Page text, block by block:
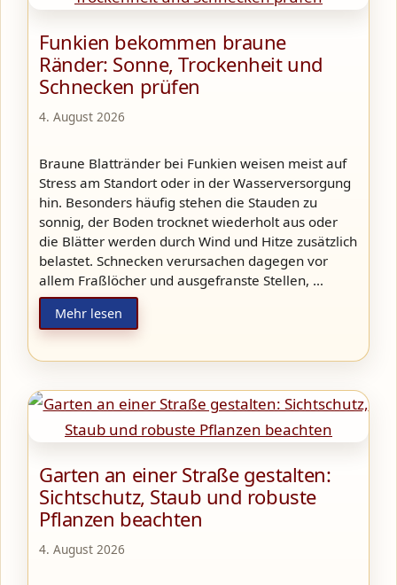
Funkien bekommen braune
Ränder: Sonne, Trockenheit und
Schnecken prüfen
4. August 2026
Braune Blattränder bei Funkien weisen meist auf
Stress am Standort oder in der Wasserversorgung
hin. Besonders häufig stehen die Stauden zu
sonnig, der Boden trocknet wiederholt aus oder
die Blätter werden durch Wind und Hitze zusätzlich
belastet. Schnecken verursachen dagegen vor
allem Fraßlöcher und ausgefranste Stellen, …
Mehr lesen
Garten an einer Straße gestalten:
Sichtschutz, Staub und robuste
Pflanzen beachten
4. August 2026